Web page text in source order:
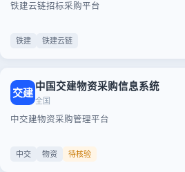
铁建云链招标采购平台
铁建 铁建云链
交建 中国交建物资采购信息系统
全国
中交建物资采购管理平台
中交 物资 待核验